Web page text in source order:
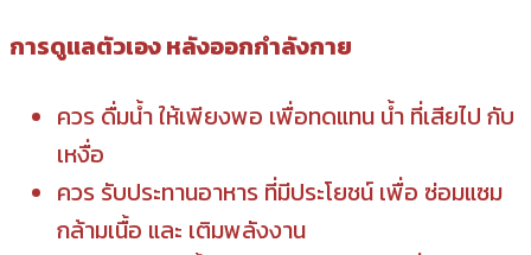
การดูแลตัวเอง หลังออกกำลังกาย
ควร ดื่มน้ำ ให้เพียงพอ เพื่อทดแทน น้ำ ที่เสียไป กับ
เหงื่อ
ควร รับประทานอาหาร ที่มีประโยชน์ เพื่อ ซ่อมแซม
กล้ามเนื้อ และ เติมพลังงาน